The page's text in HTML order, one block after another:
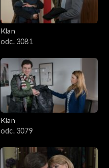
Klan
odc. 3081
Klan
odc. 3079